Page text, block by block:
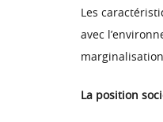
Les
avec
La position